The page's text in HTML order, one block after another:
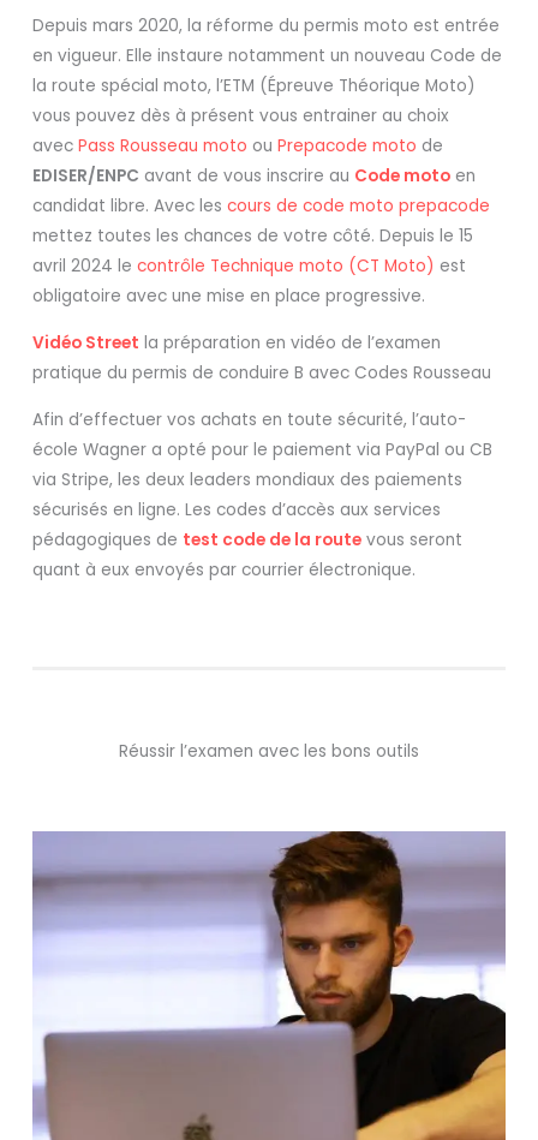
Depuis mars 2020, la réforme du permis moto est entrée
en vigueur. Elle instaure notamment un nouveau Code de
la route spécial moto, l’ETM (Épreuve Théorique Moto)
vous pouvez dès à présent vous entrainer au choix
avecPass Rousseau moto ouPrepacode moto de
EDISER/ENPC avant de vous inscrire au Code moto en
candidat libre. Avec lescours de code moto prepacode
mettez toutes les chances de votre côté. Depuis le 15
avril 2024 lecontrôle Technique moto (CT Moto) est
obligatoire avec une mise en place progressive.
Vidéo Street la préparation en vidéo de l’examen
pratique du permis de conduire B avec Codes Rousseau
Afin d’effectuer vos achats en toute sécurité, l’auto-
école Wagner a opté pour le paiement via PayPal ou CB
via Stripe, les deux leaders mondiaux des paiements
sécurisés en ligne. Les codes d’accès aux services
pédagogiques de test code de la route vous seront
quant à eux envoyés par courrier électronique.
Réussir l’examen avec les bons outils